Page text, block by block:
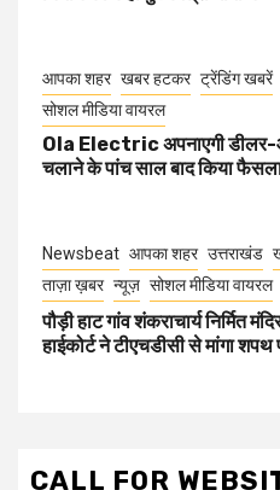
आपका शहर खबर हटकर ट्रेंडिंग खबरें
सोशल मीडिया वायरल
Ola Electric अपनाएगी डीलर-
चलाने के पांच साल बाद किया
Newsbeat आपका शहर उत्तराखंड
ताज़ा ख़बर न्यूज़ सोशल मीडिया वायरल
पौड़ी हाट गांव शंकराचार्य निर्मित
हाईकोर्ट ने टीएचडीसी से मांगा शपथ
CALL FOR